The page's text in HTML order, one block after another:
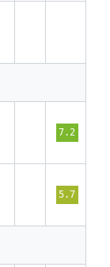
7.2
5.7